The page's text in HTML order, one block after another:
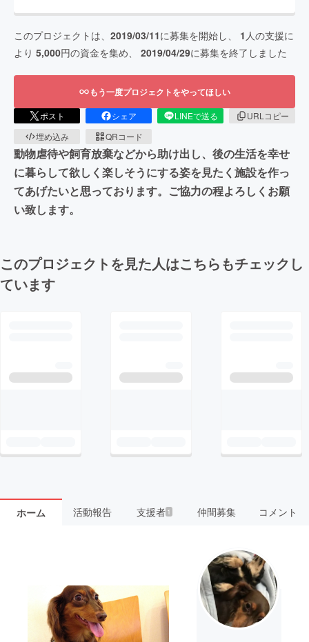
このプロジェクトは、 2019/03/11に募集を開始し、 1 人の支援に
より 5,000円の資金を集め、 2019/04/29に募集を終了しました
もう一度プロジェクトをやってほしい
ポスト シェア LINEで送る
URLコピー
埋め込み
QRコード
動物虐待や飼育放棄などから助け出し、後の生活を幸せ
に暮らして欲しく楽しそうにする姿を見たく施設を作っ
てあげたいと思っております。ご協力の程よろしくお願
い致します。
このプロジェクトを見た人はこちらもチェックし
ています
ホーム 活動報告 支援者 1 仲間募集 コメント